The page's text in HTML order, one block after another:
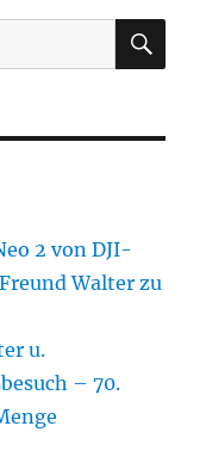
2 von DJI-
Walter zu
u.
– 70.